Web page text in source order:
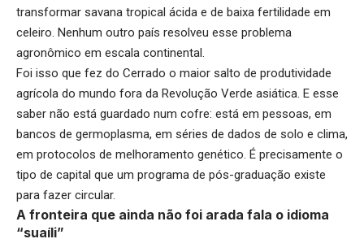
transformar savana tropical ácida e de baixa fertilidade em
celeiro. Nenhum outro país resolveu esse problema
agronômico em escala continental.
Foi isso que fez do Cerrado o maior salto de produtividade
agrícola do mundo fora da Revolução Verde asiática. E esse
saber não está guardado num cofre: está em pessoas, em
bancos de germoplasma, em séries de dados de solo e clima,
em protocolos de melhoramento genético. É precisamente o
tipo de capital que um programa de pós-graduação existe
para fazer circular.
A fronteira que ainda não foi arada fala o idioma
“suaíli”